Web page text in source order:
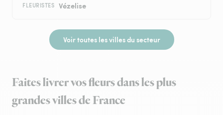
FLEURISTES Vézelise
Voir toutes les villes du secteur
Faites livrer vos fleurs dans les plus
grandes villes de France